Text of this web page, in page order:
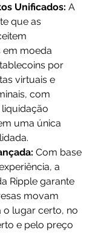
Unificados: A
que as
em moeda
por
virtuais e
com
uma única
Com base
a
Ripple garante
movam
o lugar certo, no
e pelo preço